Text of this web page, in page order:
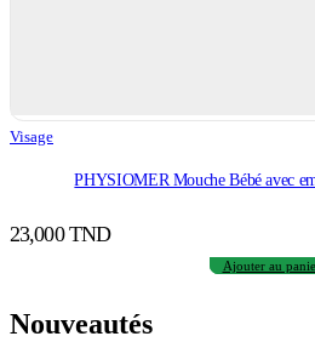
Visage
PHYSIOMER Mouche Bébé avec
23,000TND
Ajouter au
Nouveautés